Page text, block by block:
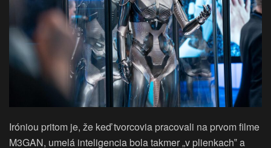
Iróniou pritom je, že keď tvorcovia pracovali na prvom filme
M3GAN, umelá inteligencia bola takmer „v plienkach‟ a